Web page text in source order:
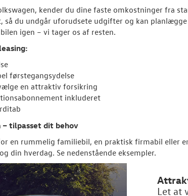
kender du dine faste omkostninger fra
så du undgår uforudsete udgifter og kan
igen – vi tager os af resten.
førstegangsydelse
en attraktiv forsikring
inkluderet
tilpasset dit behov
en rummelig familiebil, en praktisk firmabil eller
din hverdag. Se nedenstående eksempler.
Let at